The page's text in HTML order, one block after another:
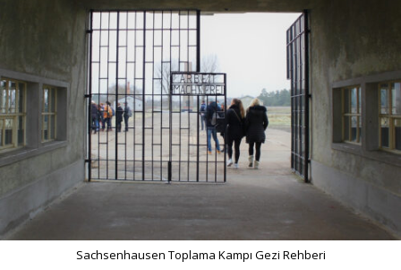
Sachsenhausen Toplama Kampı Gezi Rehberi